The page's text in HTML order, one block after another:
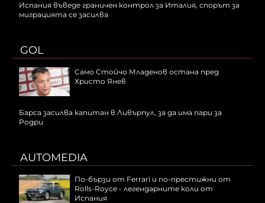
Испания въведе граничен контрол за Италия, спорът за
миграцията се засилва
GOL
Само Стойчо Младенов остана пред
Христо Янев
Барса засилва капитан в Ливърпул, за да има пари за
Родри
AUTOMEDIA
По-бързи от Ferrari и по-престижни от
Rolls-Royce - легендарните коли от
Испания